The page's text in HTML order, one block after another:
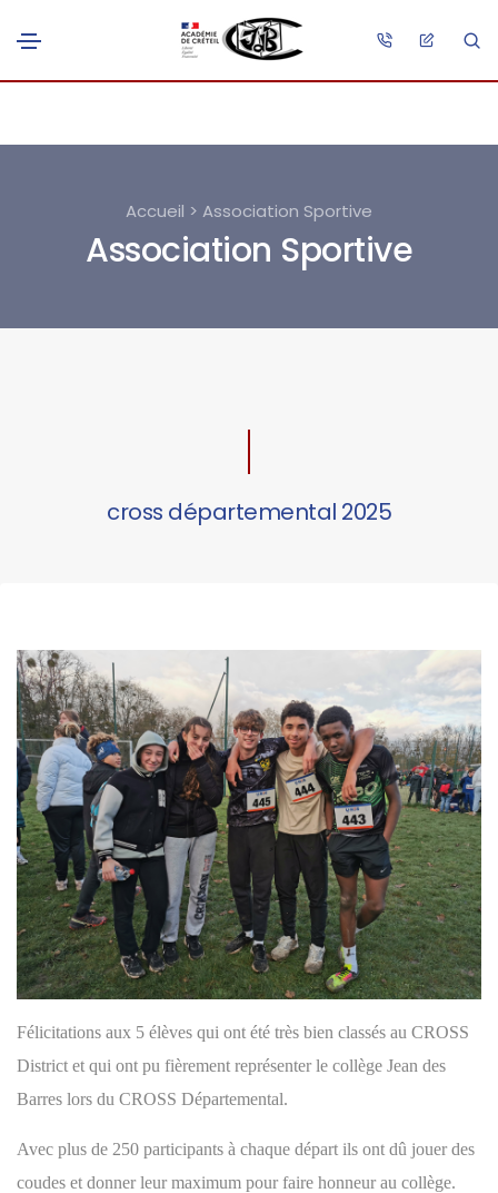
Accueil > Association Sportive
Association Sportive
cross départemental 2025
Félicitations aux 5 élèves qui ont été très bien classés au CROSS
District et qui ont pu fièrement représenter le collège Jean des
Barres lors du CROSS Départemental.
Avec plus de 250 participants à chaque départ ils ont dû jouer des
coudes et donner leur maximum pour faire honneur au collège.